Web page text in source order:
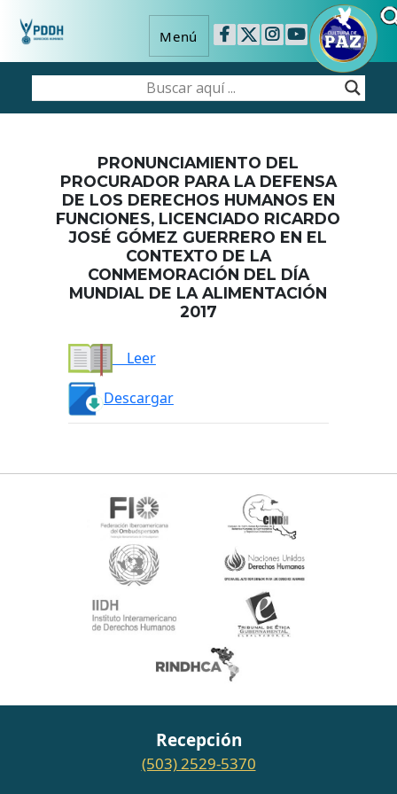
Menú
PRONUNCIAMIENTO DEL
PROCURADOR PARA LA DEFENSA
DE LOS DERECHOS HUMANOS EN
FUNCIONES, LICENCIADO RICARDO
JOSÉ GÓMEZ GUERRERO EN EL
CONTEXTO DE LA
CONMEMORACIÓN DEL DÍA
MUNDIAL DE LA ALIMENTACIÓN
2017
Leer
Descargar
Recepción
(503) 2529-5370